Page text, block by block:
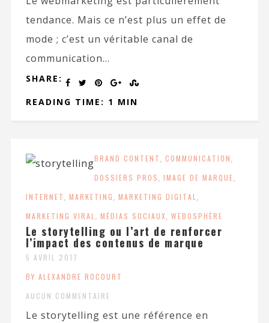
tendance. Mais ce n’est plus un effet de
mode ; c’est un véritable canal de
communication...
SHARE:
READING TIME: 1 MIN
BRAND CONTENT, COMMUNICATION,
DOSSIERS PROS, IMAGE DE MARQUE,
INTERNET, MARKETING, MARKETING DIGITAL,
MARKETING VIRAL, MÉDIAS SOCIAUX, WEBOSPHÈRE
Le storytelling ou l’art de renforcer
l’impact des contenus de marque
5 AVRIL 2017
BY ALEXANDRE ROCOURT
AUCUN COMMENTAIRE
Le storytelling est une référence en